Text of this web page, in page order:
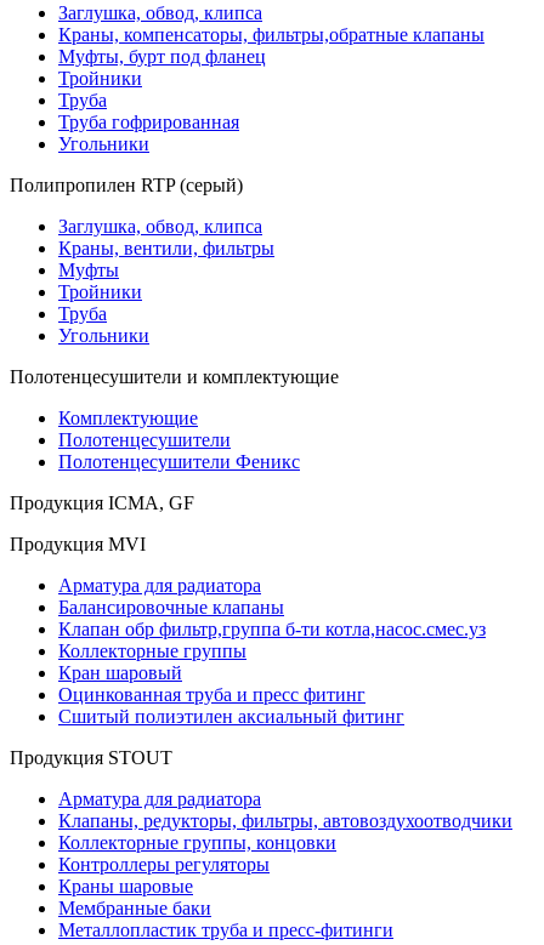
Заглушка, обвод, клипса
Краны, компенсаторы, фильтры,обратные клапаны
Муфты, бурт под фланец
Тройники
Труба
Труба гофрированная
Угольники
Полипропилен RTP (серый)
Заглушка, обвод, клипса
Краны, вентили, фильтры
Муфты
Тройники
Труба
Угольники
Полотенцесушители и комплектующие
Комплектующие
Полотенцесушители
Полотенцесушители Феникс
Продукция ICMA, GF
Продукция MVI
Арматура для радиатора
Балансировочные клапаны
Клапан обр фильтр,группа б-ти котла,насос.смес.уз
Коллекторные группы
Кран шаровый
Оцинкованная труба и пресс фитинг
Сшитый полиэтилен аксиальный фитинг
Продукция STOUT
Арматура для радиатора
Клапаны, редукторы, фильтры, автовоздухоотводчики
Коллекторные группы, концовки
Контроллеры регуляторы
Краны шаровые
Мембранные баки
Металлопластик труба и пресс-фитинги